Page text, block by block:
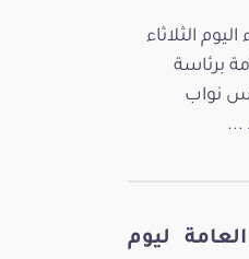
الثلاثاء
برئاسة
نواب
...
ليوم